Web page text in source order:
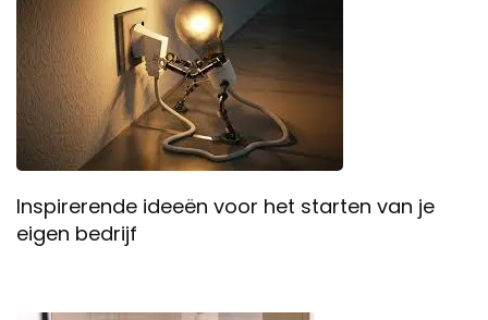
Inspirerende ideeën voor het starten van je
eigen bedrijf